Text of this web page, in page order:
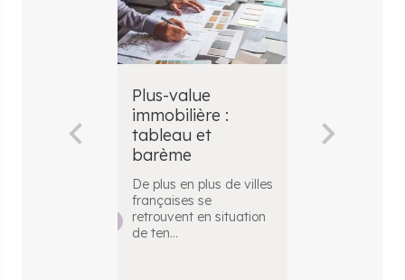
Plus-value
immobilière :
tableau et
barème
De plus en plus de villes
françaises se
retrouvent en situation
de ten...
plus-value